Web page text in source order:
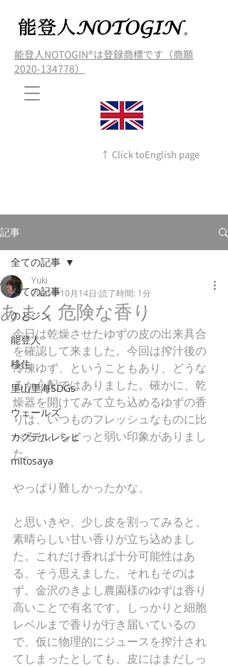
能登人NOTOGIN®️は登録商標です（商願
2020-134778）
↑ Click toEnglish page
記事
全ての記事
のとジン
能登人
移住
里山里海SDGs
ウェールズ
カクテルレシピ
mitosaya
全ての記事
あまく危険な香り
Yuki
2021年10月14日 読了時間: 1分
今日は乾燥させたゆずの皮の出来具合
を確認して来ました。今回は搾汁後の
冷凍ゆず、ということもあり、どうな
るか心配ではありました。確かに、乾
燥器を開けてみて立ち込めるゆずの香
りは、いつものフレッシュなものに比
べると、ちょっと弱い印象がありまし
た。
やっぱり難しかったかな、
と思いきや、少し皮を割ってみると、
素晴らしい甘い香りが立ち込めまし
た。これだけ香れば十分可能性はあ
る、そう思えました。それもそのは
ず。金沢のきよし農園様のゆずは香り
高いことで有名です。しっかりと細胞
レベルまで香りが行き届いているの
で、仮に物理的にジュースを搾汁され
てしまったとしても、皮にはまだしっ